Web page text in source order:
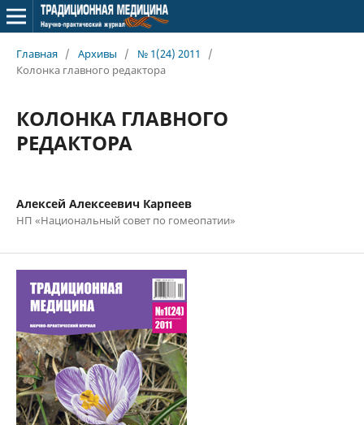
Главная / Архивы / № 1(24) 2011
/
Колонка главного редактора
КОЛОНКА ГЛАВНОГО
РЕДАКТОРА
Алексей Алексеевич Карпеев
НП «Национальный совет по гомеопатии»